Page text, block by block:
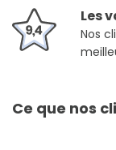
Les
Nos
Ce que nos